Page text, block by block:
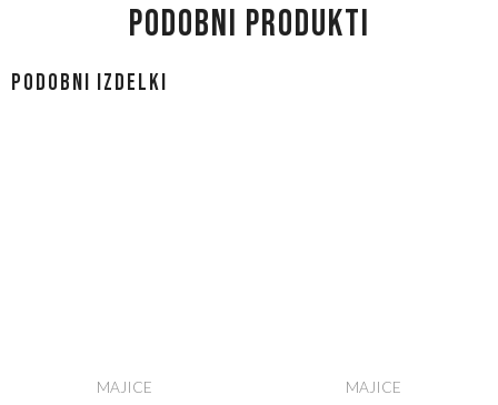
PODOBNI PRODUKTI
Podobni izdelki
MAJICE MAJICE